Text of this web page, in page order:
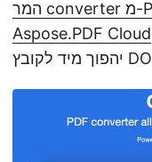
Aspose.PDF Cloud